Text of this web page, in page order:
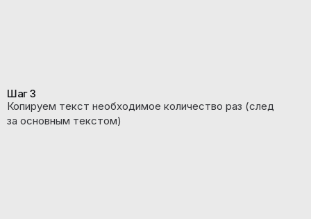
Шаг 3
Копируем текст необходимое количество раз (след
за основным текстом)